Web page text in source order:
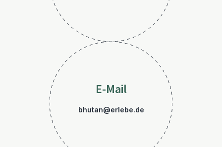
E-Mail
bhutan@erlebe.de